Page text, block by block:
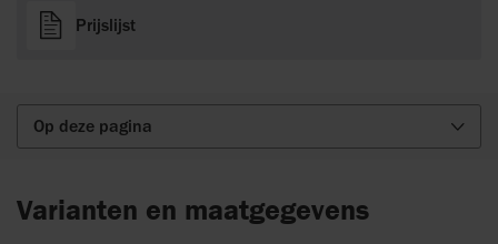
Prijslijst
Op deze pagina
Varianten en maatgegevens